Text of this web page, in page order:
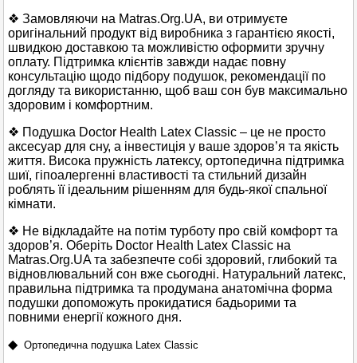
❖ Замовляючи на Matras.Org.UA, ви отримуєте
оригінальний продукт від виробника з гарантією якості,
швидкою доставкою та можливістю оформити зручну
оплату. Підтримка клієнтів завжди надає повну
консультацію щодо підбору подушок, рекомендації по
догляду та використанню, щоб ваш сон був максимально
здоровим і комфортним.
❖ Подушка Doctor Health Latex Classic – це не просто
аксесуар для сну, а інвестиція у ваше здоров’я та якість
життя. Висока пружність латексу, ортопедична підтримка
шиї, гіпоалергенні властивості та стильний дизайн
роблять її ідеальним рішенням для будь-якої спальної
кімнати.
❖ Не відкладайте на потім турботу про свій комфорт та
здоров’я. Оберіть Doctor Health Latex Classic на
Matras.Org.UA та забезпечте собі здоровий, глибокий та
відновлювальний сон вже сьогодні. Натуральний латекс,
правильна підтримка та продумана анатомічна форма
подушки допоможуть прокидатися бадьорими та
повними енергії кожного дня.
◆ Ортопедична подушка Latex Classic